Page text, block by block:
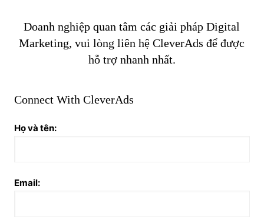
Doanh nghiệp quan tâm các giải pháp Digital
Marketing, vui lòng liên hệ CleverAds để được
hỗ trợ nhanh nhất.
Connect With CleverAds
Họ và tên:
Email: